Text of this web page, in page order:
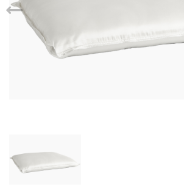
Viskoelastinės pagalvės
Pūkinės pagalvės